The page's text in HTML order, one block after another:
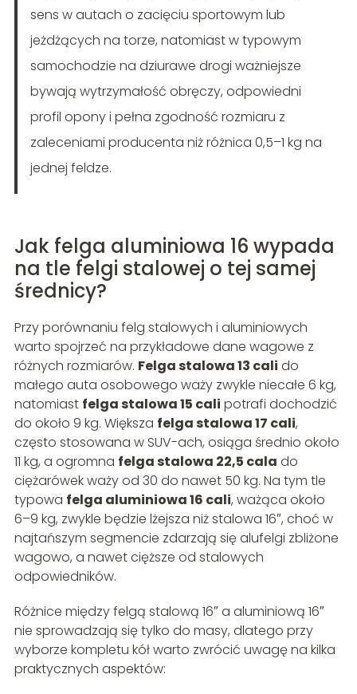
sens w autach o zacięciu sportowym lub
jeżdżących na torze, natomiast w typowym
samochodzie na dziurawe drogi ważniejsze
bywają wytrzymałość obręczy, odpowiedni
profil opony i pełna zgodność rozmiaru z
zaleceniami producenta niż różnica 0,5–1 kg na
jednej feldze.
Jak felga aluminiowa 16 wypada
na tle felgi stalowej o tej samej
średnicy?
Przy porównaniu felg stalowych i aluminiowych
warto spojrzeć na przykładowe dane wagowe z
różnych rozmiarów. Felga stalowa 13 cali do
małego auta osobowego waży zwykle niecałe 6 kg,
natomiast felga stalowa 15 cali potrafi dochodzić
do około 9 kg. Większa felga stalowa 17 cali,
często stosowana w SUV-ach, osiąga średnio około
11 kg, a ogromna felga stalowa 22,5 cala do
ciężarówek waży od 30 do nawet 50 kg. Na tym tle
typowa felga aluminiowa 16 cali, ważąca około
6–9 kg, zwykle będzie lżejsza niż stalowa 16″, choć w
najtańszym segmencie zdarzają się alufelgi zbliżone
wagowo, a nawet cięższe od stalowych
odpowiedników.
Różnice między felgą stalową 16″ a aluminiową 16″
nie sprowadzają się tylko do masy, dlatego przy
wyborze kompletu kół warto zwrócić uwagę na kilka
praktycznych aspektów: